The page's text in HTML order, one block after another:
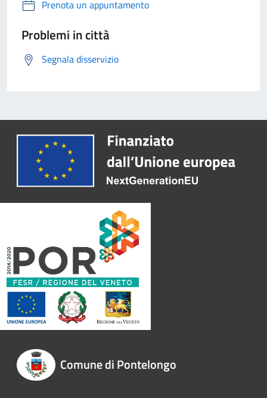
Prenota un appuntamento
Problemi in città
Segnala disservizio
Comune di Pontelongo